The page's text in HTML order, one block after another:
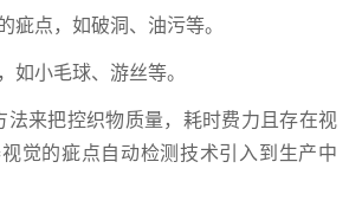
点，如破洞、油污等。
小毛球、游丝等。
来把控织物质量，耗时费力且存在视
觉的疵点自动检测技术引入到生产中